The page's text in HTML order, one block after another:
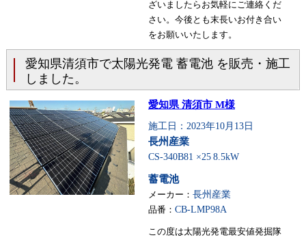
ざいましたらお気軽にご連絡くだ
さい。今後とも末長いお付き合い
をお願いいたします。
愛知県清須市で太陽光発電 蓄電池 を販売・施工
しました。
愛知県 清須市 M様
施工日：2023年10月13日
長州産業
CS-340B81 ×25 8.5kW
蓄電池
メーカー： 長州産業
品番： CB-LMP98A
この度は太陽光発電最安値発掘隊